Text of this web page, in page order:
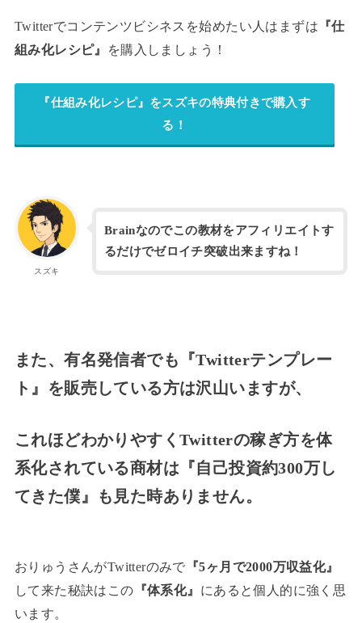
Twitterでコンテンツビシネスを始めたい人はまずは 『仕
組み化レシピ』
を購入しましょう！
『仕組み化レシピ』をスズキの特典付きで購入す
る！
スズキ
Brainなのでこの教材をアフィリエイトす
るだけでゼロイチ突破出来ますね！
また、有名発信者でも『Twitterテンプレー
ト』を販売している方は沢山いますが、
これほどわかりやすくTwitterの稼ぎ方を体
系化されている商材は『自己投資約300万し
てきた僕』も見た時ありません。
おりゅうさんがTwitterのみで 『5ヶ月で2000万収益化』
して来た秘訣はこの 『体系化』 にあると個人的に強く思
います。